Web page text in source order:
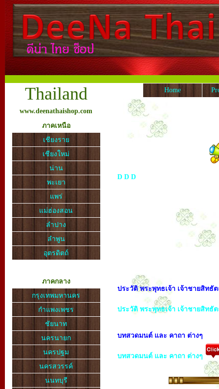
Thailand
www.deenathaishop.com
ภาคเหนือ
เชียงราย
เชียงใหม่
น่าน
พะเยา
แพร่
แม่ฮ่องสอน
ลำปาง
ลำพูน
อุตรดิตถ์
ภาคกลาง
กรุงเทพมหานคร
กำแพงเพชร
ชัยนาท
นครนายก
นครปฐม
นครสวรรค์
นนทบุรี
Home
D D D
ประวัติ พระพุทธเจ้า เจ้าชายสิทธัต
ประวัติ พระพุทธเจ้า เจ้าชายสิทธัต
บทสวดมนต์ และ คาถา ต่างๆ
บทสวดมนต์ และ คาถา ต่างๆ